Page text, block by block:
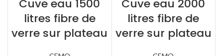
Cuve eau 1500
litres fibre de
verre sur plateau
Cuve eau 2000
litres fibre de
verre sur plateau